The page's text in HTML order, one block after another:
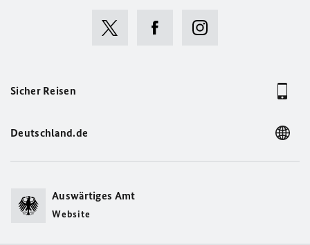
Sicher Reisen
Deutschland.de
Auswärtiges Amt
Website